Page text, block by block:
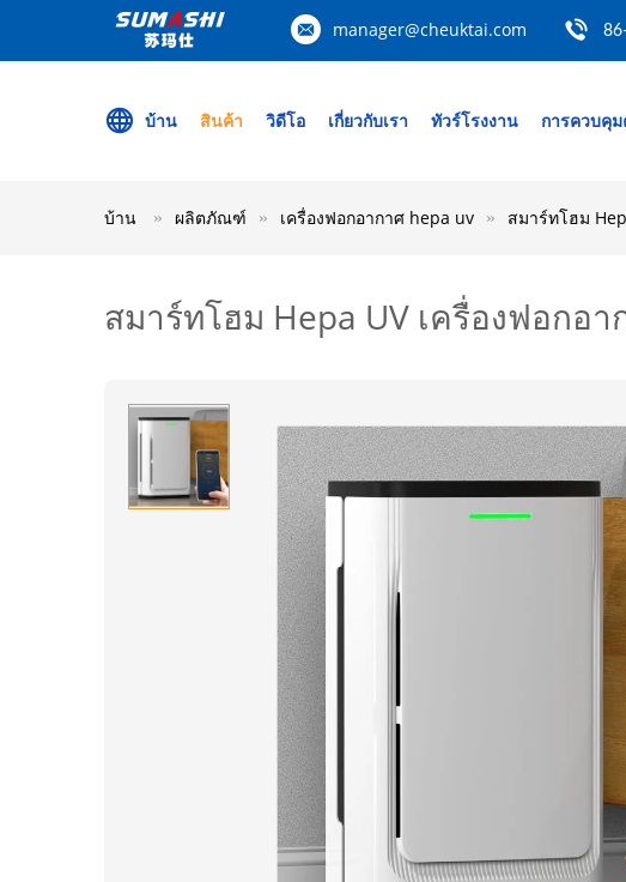
manager@cheuktai.com
บ้าน สินค้า วิดีโอ เกี่ยวกับเรา ทัวร์โรงงาน การควบคุ
บ้าน ผลิตภัณฑ์ เครื่องฟอกอากาศ hepa uv สมาร์ทโฮม
สมาร์ทโฮม Hepa UV เครื่องฟอกอ